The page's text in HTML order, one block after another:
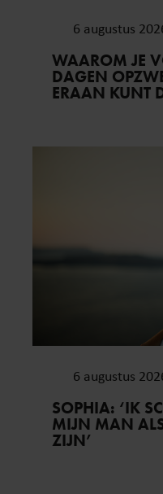
6 augustus
WAAROM JE
DAGEN
ERAAN KUNT
6 augustus
SOPHIA: ‘IK
MIJN MAN
ZIJN’